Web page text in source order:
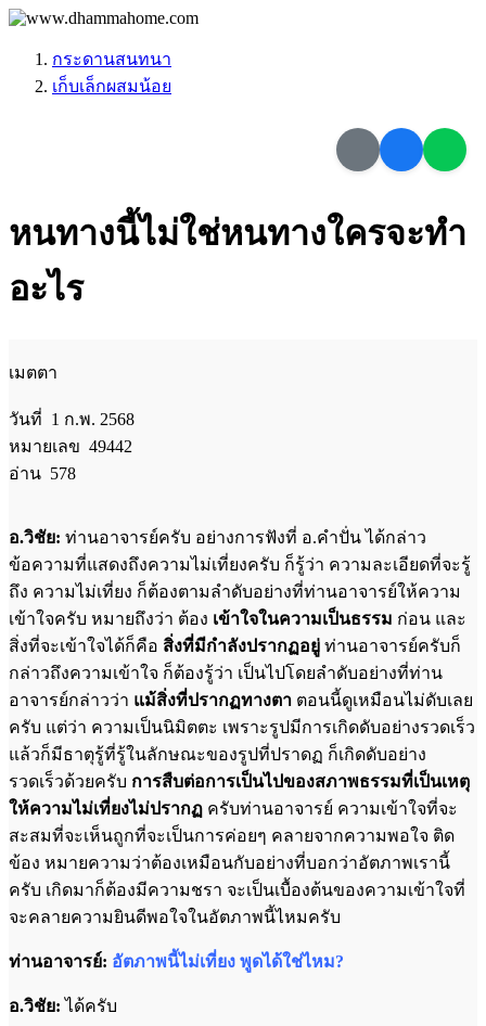
กระดานสนทนา
เก็บเล็กผสมน้อย
หนทางนี้ไม่ใช่หนทางใครจะทำ
อะไร
เมตตา
วันที่ 1 ก.พ. 2568
หมายเลข 49442
อ่าน 578
อ.วิชัย: ท่านอาจารย์ครับ อย่างการฟังที่ อ.คำปั่น ได้กล่าว
ข้อความที่แสดงถึงความไม่เที่ยงครับ ก็รู้ว่า ความละเอียดที่จะรู้
ถึง ความไม่เที่ยง ก็ต้องตามลำดับอย่างที่ท่านอาจารย์ให้ความ
เข้าใจครับ หมายถึงว่า ต้อง เข้าใจในความเป็นธรรม ก่อน และ
สิ่งที่จะเข้าใจได้ก็คือ สิ่งที่มีกำลังปรากฏอยู่ ท่านอาจารย์ครับก็
กล่าวถึงความเข้าใจ ก็ต้องรู้ว่า เป็นไปโดยลำดับอย่างที่ท่าน
อาจารย์กล่าวว่า แม้สิ่งที่ปรากฏทางตา ตอนนี้ดูเหมือนไม่ดับเลย
ครับ แต่ว่า ความเป็นนิมิตตะ เพราะรูปมีการเกิดดับอย่างรวดเร็ว
แล้วก็มีธาตุรู้ที่รู้ในลักษณะของรูปที่ปราดฏ ก็เกิดดับอย่าง
รวดเร็วด้วยครับ การสืบต่อการเป็นไปของสภาพธรรมที่เป็นเหตุ
ให้ความไม่เที่ยงไม่ปรากฏ ครับท่านอาจารย์ ความเข้าใจที่จะ
สะสมที่จะเห็นถูกที่จะเป็นการค่อยๆ คลายจากความพอใจ ติด
ข้อง หมายความว่าต้องเหมือนกับอย่างที่บอกว่าอัตภาพเรานี้
ครับ เกิดมาก็ต้องมีความชรา จะเป็นเบื้องต้นของความเข้าใจที่
จะคลายความยินดีพอใจในอัตภาพนี้ไหมครับ
ท่านอาจารย์: อัตภาพนี้ไม่เที่ยง พูดได้ใช่ไหม?
อ.วิชัย: ได้ครับ